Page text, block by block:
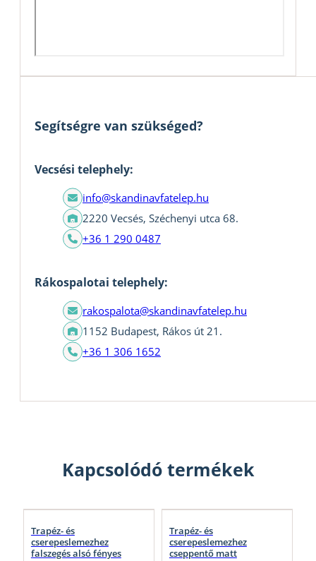
Segítségre van szükséged?
Vecsési telephely:
info@skandinavfatelep.hu
2220 Vecsés, Széchenyi utca 68.
+36 1 290 0487
Rákospalotai telephely:
rakospalota@skandinavfatelep.hu
1152 Budapest, Rákos út 21.
+36 1 306 1652
Kapcsolódó termékek
Trapéz- és
cserepeslemezhez
falszegés alsó fényes
Trapéz- és
cserepeslemezhez
cseppentő matt